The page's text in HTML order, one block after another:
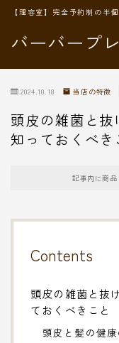
バーバープ
【理容室】完全予約制の半
2024.10.18 当店の特徴
頭皮の雑菌と
知っておくべき
記事内に商
Contents
頭皮の雑菌と抜
ておくべきこと
頭皮と髪の健